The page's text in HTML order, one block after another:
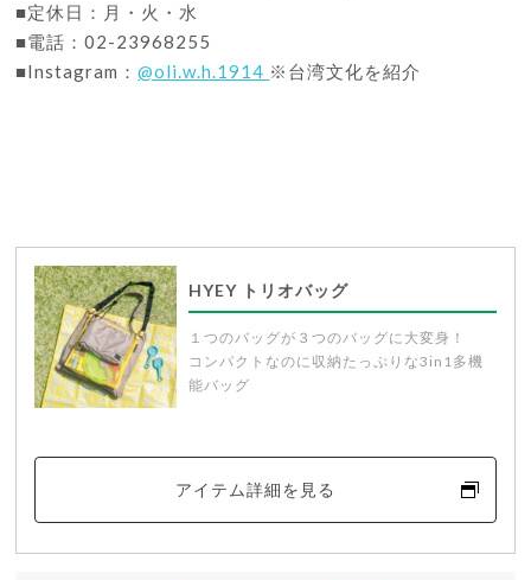
■定休日：月・火・水
■電話：02-23968255
■Instagram：@oli.w.h.1914 ※台湾文化を紹介
HYEY トリオバッグ
１つのバッグが３つのバッグに大変身！
コンパクトなのに収納たっぷりな3in1多機
能バッグ
アイテム詳細を見る